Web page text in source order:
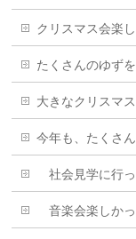
クリスマス会楽
たくさんのゆず
大きなクリスマ
今年も、たくさ
社会見学に行っ
音楽会楽しか